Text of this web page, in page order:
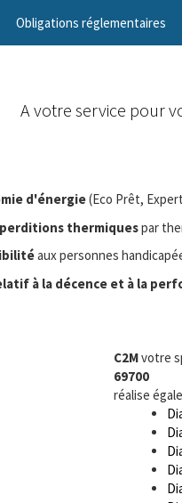
Obligations réglementaires
A votre service pour
d'énergie(Eco Prêt,
thermiquespar
aux personnes
à la décence et à la
C2Mvotre
69700
réalise